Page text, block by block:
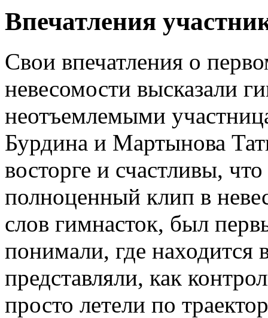
Впечатления
Свои впечатления о
невесомости высказали
неотъемлемыми
Бурдина и Мартынова
восторге и счастливы,
полноценный клип в
слов гимнасток, был
понимали, где находится
представляли, как
просто летели по